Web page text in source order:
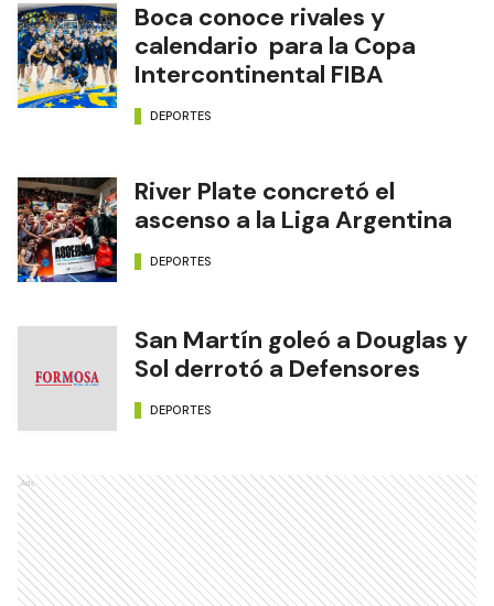
Boca conoce rivales y
calendario para la Copa
Intercontinental FIBA
DEPORTES
River Plate concretó el
ascenso a la Liga Argentina
DEPORTES
San Martín goleó a Douglas y
Sol derrotó a Defensores
DEPORTES
Ads